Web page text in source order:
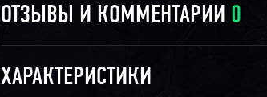
ОТЗЫВЫ И КОММЕНТАРИИ 0
ХАРАКТЕРИСТИКИ